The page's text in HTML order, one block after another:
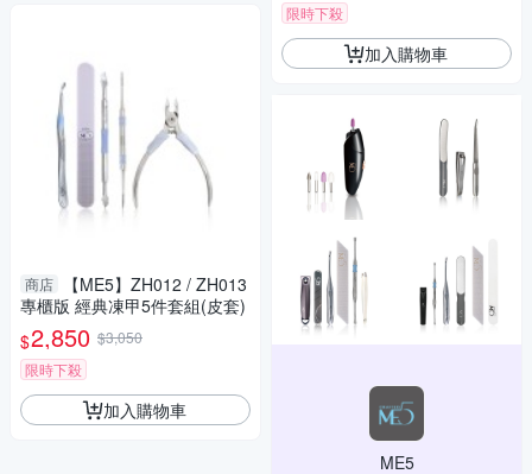
商店
【ME5】ZH012 / ZH013
專櫃版 經典凍甲5件套組(皮套)
$2,850 $3,050
限時下殺
加入購物車
限時下殺
加入購物車
ME5